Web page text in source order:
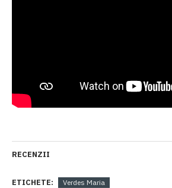
RECENZII
ETICHETE: Verdes Maria